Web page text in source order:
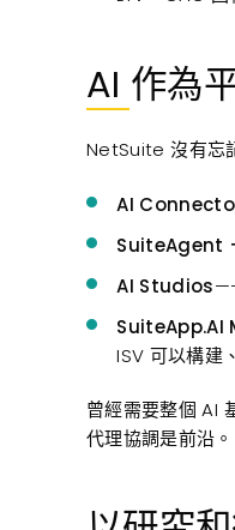
AI 作為
NetSuite 沒有忘
AI
SuiteAgent
AI Studios
ISV 可以構建
曾經需要整個 AI
代理協調是前沿。